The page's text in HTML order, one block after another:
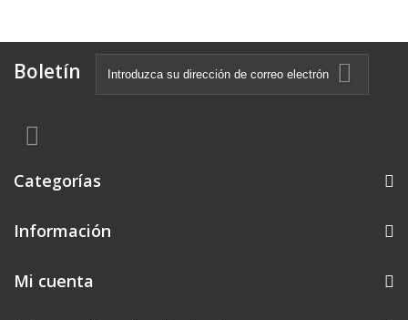
Boletín
Categorías
Información
Mi cuenta